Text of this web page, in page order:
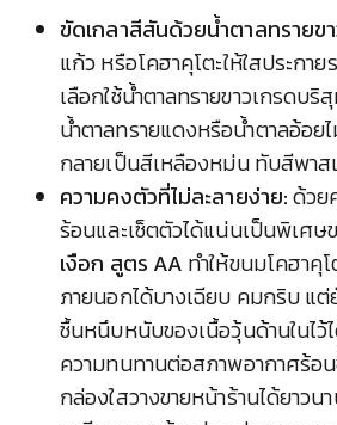
ขัดเกลาสีสันด้วยน้ำตาลทรายข
แก้ว หรือโคฮาคุโตะให้ใสประกา
เลือกใช้น้ำตาลทรายขาวเกรดบริ
น้ำตาลทรายแดงหรือน้ำตาลอ้อย
กลายเป็นสีเหลืองหม่น ทับสีพาส
ความคงตัวที่ไม่ละลายง่าย:ด้ว
ร้อนและเซ็ตตัวได้แน่นเป็นพิเศษ
เงือก สูตร AA ทำให้ขนมโคฮา
ภายนอกได้บางเฉียบ คมกริบ แ
ชื้นหนึบหนับของเนื้อวุ้นด้านในไ
ความทนทานต่อสภาพอากาศร้อ
กล่องใสวางขายหน้าร้านได้ยาวน